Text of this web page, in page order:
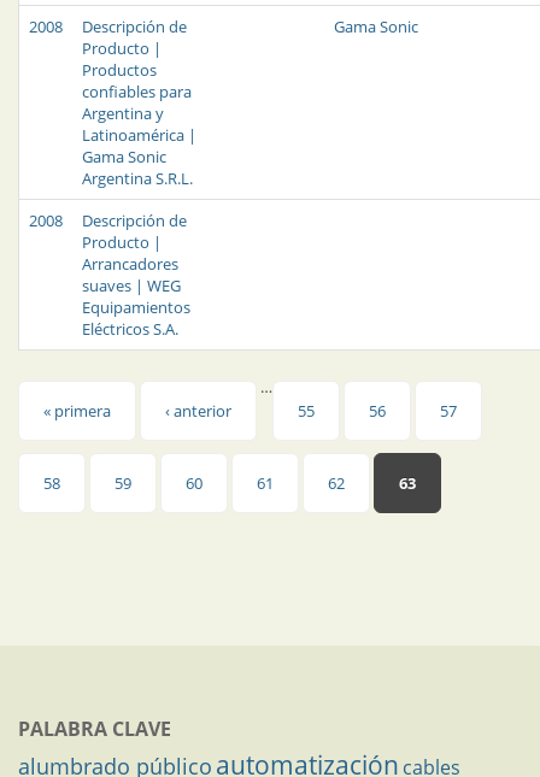
2008
Descripción de
Producto |
Productos
confiables para
Argentina y
Latinoamérica |
Gama Sonic
Argentina S.R.L.
Gama Sonic
2008
Descripción de
Producto |
Arrancadores
suaves | WEG
Equipamientos
Eléctricos S.A.
Páginas
« primera ‹ anterior
…
55
56 57
58 59 60 61 62 63
PALABRA CLAVE
alumbrado público automatización cables